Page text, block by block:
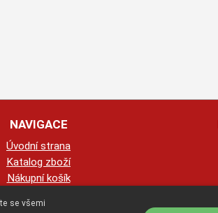
NAVIGACE
Úvodní strana
Katalog zboží
Nákupní košík
informace
se všemi